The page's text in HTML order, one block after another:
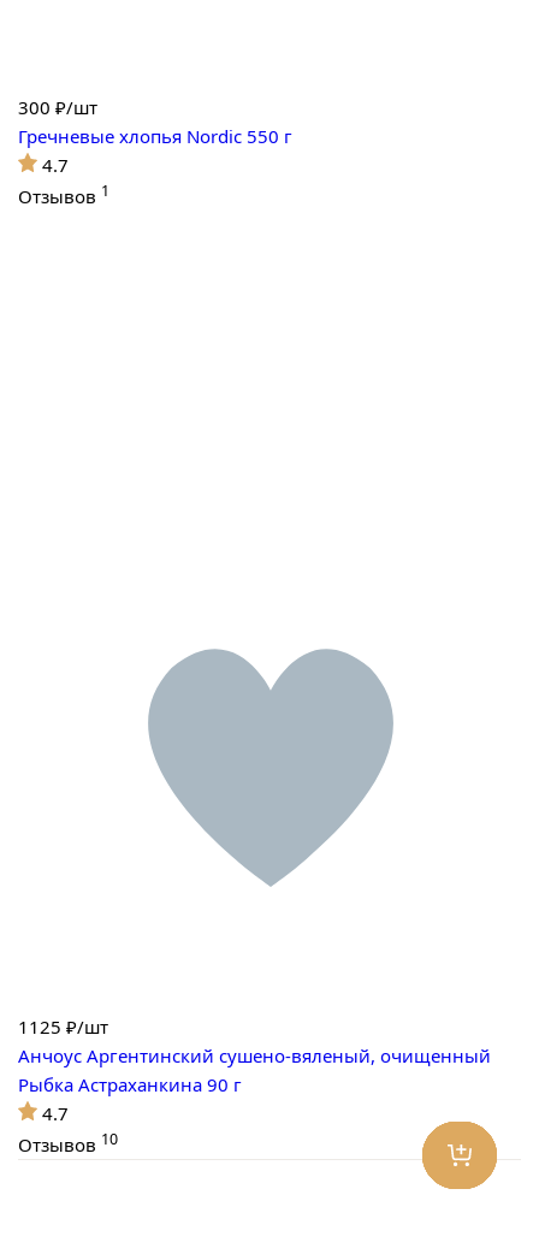
300 ₽/шт
Гречневые хлопья Nordic 550 г
4.7
Отзывов 1
1125 ₽/шт
Анчоус Аргентинский сушено-вяленый, очищенный
Рыбка Астраханкина 90 г
4.7
Отзывов 10